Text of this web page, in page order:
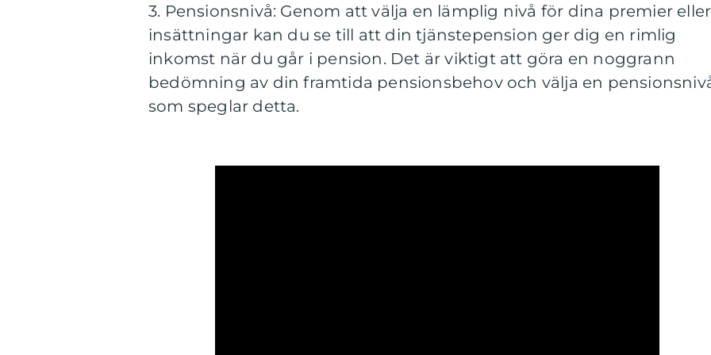
3. Pensionsnivå: Genom att välja en lämplig nivå för dina premier eller
insättningar kan du se till att din tjänstepension ger dig en rimlig
inkomst när du går i pension. Det är viktigt att göra en noggrann
bedömning av din framtida pensionsbehov och välja en
som speglar detta.